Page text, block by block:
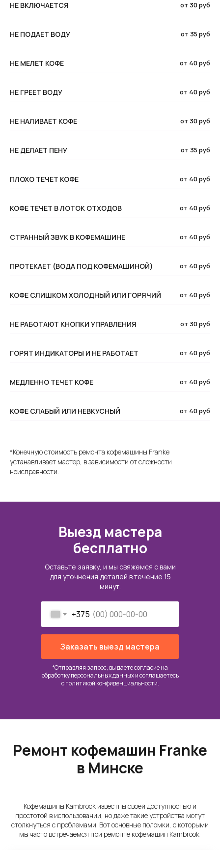
НЕ ВКЛЮЧАЕТСЯ от 30 руб
НЕ ПОДАЕТ ВОДУ от 35 руб
НЕ МЕЛЕТ КОФЕ от 40 руб
НЕ ГРЕЕТ ВОДУ от 40 руб
НЕ НАЛИВАЕТ КОФЕ от 30 руб
НЕ ДЕЛАЕТ ПЕНУ от 35 руб
ПЛОХО ТЕЧЕТ КОФЕ от 40 руб
КОФЕ ТЕЧЕТ В ЛОТОК ОТХОДОВ от 40 руб
СТРАННЫЙ ЗВУК В КОФЕМАШИНЕ от 40 руб
ПРОТЕКАЕТ (ВОДА ПОД КОФЕМАШИНОЙ) от 40 руб
КОФЕ СЛИШКОМ ХОЛОДНЫЙ ИЛИ ГОРЯЧИЙ от 40 руб
НЕ РАБОТАЮТ КНОПКИ УПРАВЛЕНИЯ от 30 руб
ГОРЯТ ИНДИКАТОРЫ И НЕ РАБОТАЕТ от 40 руб
МЕДЛЕННО ТЕЧЕТ КОФЕ от 40 руб
КОФЕ СЛАБЫЙ ИЛИ НЕВКУСНЫЙ от 40 руб
*Конечную стоимость ремонта кофемашины Franke
устанавливает мастер, в зависимости от сложности
неисправности.
Оставьте заявку, и мы свяжемся с вами
для уточнения деталей в течение 15
минут.
Выезд мастера
бесплатно
*Отправляя запрос, вы даете согласие на
обработку персональных данных и соглашаетесь
cполитикой конфиденциальности.
+375
Заказать выезд мастера
Ремонт кофемашин Franke
в Минске
Кофемашины Kambrook известны своей доступностью и
простотой в использовании, но даже такие устройства могут
столкнуться с проблемами. Вот основные поломки, с которыми
мы часто встречаемся при ремонте кофемашин Kambrook: